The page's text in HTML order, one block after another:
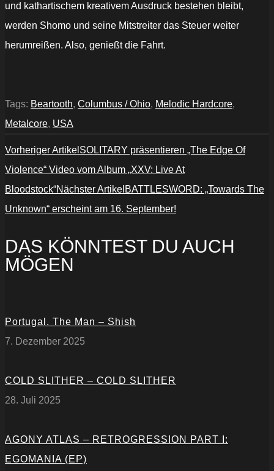
und kathartischem kreativem Ausdruck bestehen bleibt,
werden Shomo und seine Mitstreiter das Steuer weiter
herumreißen. Also, genießt die Fahrt.
Tags: Beartooth, Columbus / Ohio, Melodic Hardcore,
Metalcore, USA
Vorheriger Artikel SOLITARY präsentieren „The Edge Of
Violence“ Video vom Album „XXV: Live At
Bloodstock“Nächster Artikel BATTLESWORD: „Towards The
Unknown“ erscheint am 16. September!
DAS KÖNNTEST DU AUCH
MÖGEN
Portugal. The Man – Shish
7. Dezember 2025
COLD SLITHER – COLD SLITHER
28. Juli 2025
AGONY ATLAS – RETROGRESSION PART I:
EGOMANIA (EP)